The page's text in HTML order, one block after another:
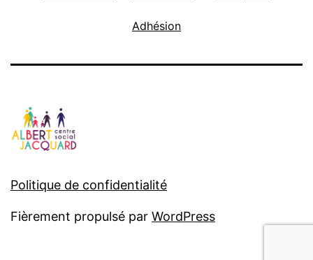
Adhésion
Politique de confidentialité
Fièrement propulsé par WordPress